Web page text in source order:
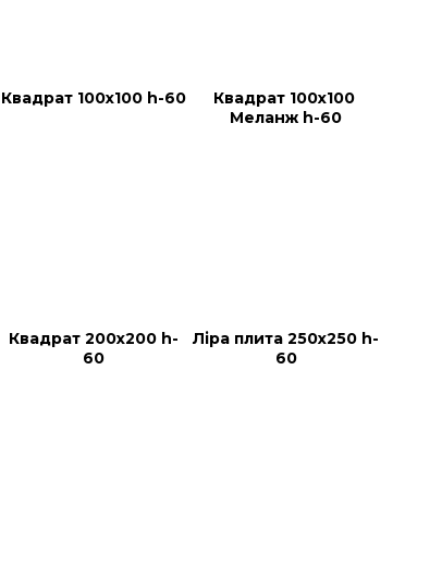
Квадрат 100х100 h-60
Квадрат 100х100
Меланж h-60
Квадрат 200x200 h-
60
Ліра плита 250х250 h-
60